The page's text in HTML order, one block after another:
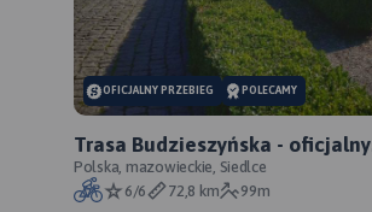
OFICJALNY PRZEBIEG POLECAMY
Trasa Budzieszyńska - oficjalny
przebieg szlaku
Polska, mazowieckie, Siedlce
6/6
72,8 km 99m